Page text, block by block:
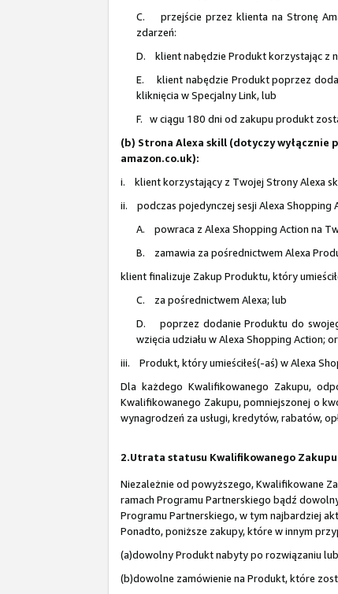
C. przejście przez klienta na Stronę
zdarzeń:
D. klient nabędzie Produkt korzystając z
E. klient nabędzie Produkt poprzez
kliknięcia w Specjalny Link, lub
F. w ciągu 180 dni od zakupu produkt
(b) Strona Alexa skill (dotyczy
amazon.co.uk):
i. klient korzystający z Twojej Strony Alexa
ii. podczas pojedynczej sesji Alexa Shopping
A. powraca z Alexa Shopping Action na
B. zamawia za pośrednictwem Alexa
klient finalizuje Zakup Produktu, który
C. za pośrednictwem Alexa; lub
D. poprzez dodanie Produktu do
wzięcia udziału w Alexa Shopping Action;
iii. Produkt, który umieściłeś(-aś) w Alexa
Dla każdego Kwalifikowanego Zakupu,
Kwalifikowanego Zakupu, pomniejszonej o
wynagrodzeń za usługi, kredytów, rabatów,
2.Utrata statusu Kwalifikowanego Zakupu
Niezależnie od powyższego, Kwalifikowane
ramach Programu Partnerskiego bądź
Programu Partnerskiego, w tym najbardziej
Ponadto, poniższe zakupy, które w innym
(a)dowolny Produkt nabyty po rozwiązaniu
(b)dowolne zamówienie na Produkt, które